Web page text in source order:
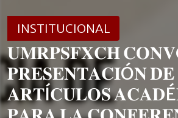
INSTITUCIONAL
𝐔𝐌𝐑𝐏𝐒𝐅𝐗𝐂𝐇
𝐏𝐑𝐄𝐒𝐄𝐍𝐓𝐀𝐂𝐈Ó𝐍 𝐃𝐄
𝐀𝐑𝐓Í𝐂𝐔𝐋𝐎𝐒